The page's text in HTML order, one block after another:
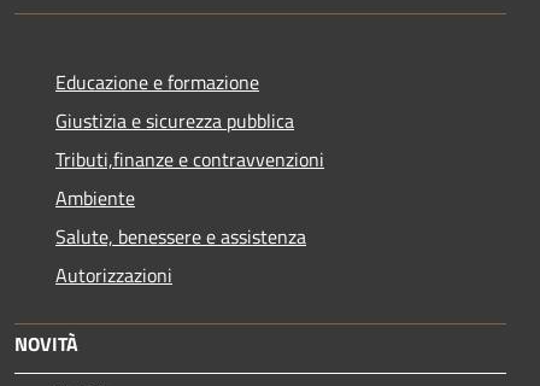
Educazione e formazione
Giustizia e sicurezza pubblica
Tributi,finanze e contravvenzioni
Ambiente
Salute, benessere e assistenza
Autorizzazioni
NOVITÀ